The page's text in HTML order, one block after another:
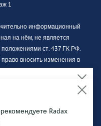
1
информационный
на нём, не является
ст. 437 ГК РФ.
вносить изменения в
от фактического вида.
удобной.
Вы даете
Radax